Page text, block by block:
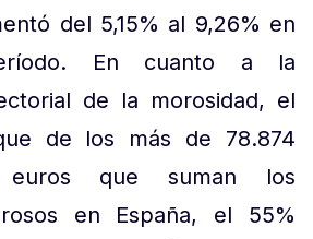
del 5,15% al 9,26% en
En cuanto a la
de la morosidad, el
de los más de 78.874
euros que suman los
en España, el 55%